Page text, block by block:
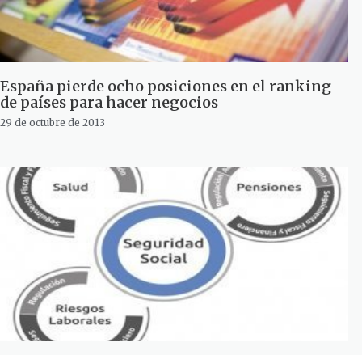
España pierde ocho posiciones en el ranking
de países para hacer negocios
29 de octubre de 2013